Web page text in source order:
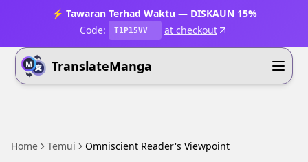
⚡ Tawaran Terhad Waktu — DISKAUN 15%
Code:
T1P15VV at checkout
TranslateManga
Home Temui Omniscient Reader's Viewpoint